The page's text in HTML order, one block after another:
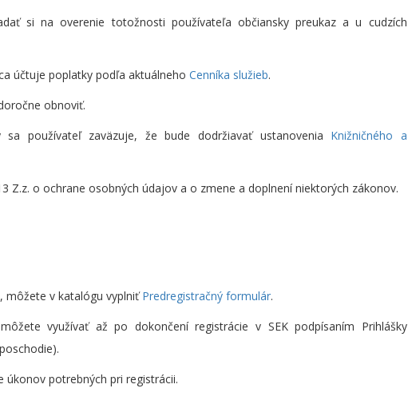
si na overenie totožnosti používateľa občiansky preukaz a u cudzích
účtuje poplatky podľa aktuálnehoCenníka služieb.
obnoviť.
sa používateľ zaväzuje, že bude dodržiavať ustanovenia Knižničného a
Z.z. o ochrane osobných údajov a o zmene a doplnení niektorých zákonov.
môžete v katalógu vyplniťPredregistračný formulár.
využívať až po dokončení registrácie v SEK podpísaním Prihlášky
úkonov potrebných pri registrácii.